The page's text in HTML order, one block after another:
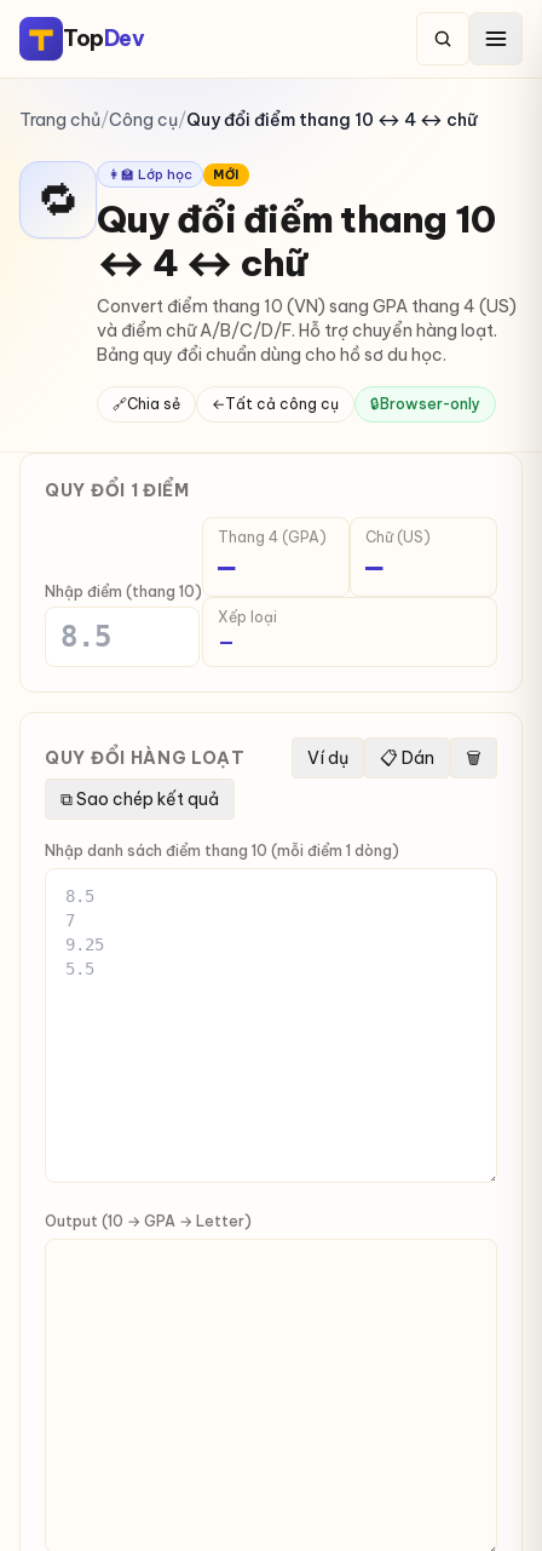
TopDev
Trang chủ/Công cụ/Quy đổi điểm thang 10 ↔ 4 ↔ chữ
🔁 👩‍🏫 Lớp học MỚI
Quy đổi điểm thang 10
↔ 4 ↔ chữ
Convert điểm thang 10 (VN) sang GPA thang 4 (US)
và điểm chữ A/B/C/D/F. Hỗ trợ chuyển hàng loạt.
Bảng quy đổi chuẩn dùng cho hồ sơ du học.
🔗Chia sẻ ←Tất cả công cụ 🔒 Browser-only
QUY ĐỔI 1 ĐIỂM
Nhập điểm (thang 10)
Thang 4 (GPA)
—
Chữ (US)
—
Xếp loại
—
QUY ĐỔI HÀNG LOẠT Ví dụ 📋 Dán
🗑
⧉ Sao chép kết quả
Nhập danh sách điểm thang 10 (mỗi điểm 1 dòng)
Output (10 → GPA → Letter)